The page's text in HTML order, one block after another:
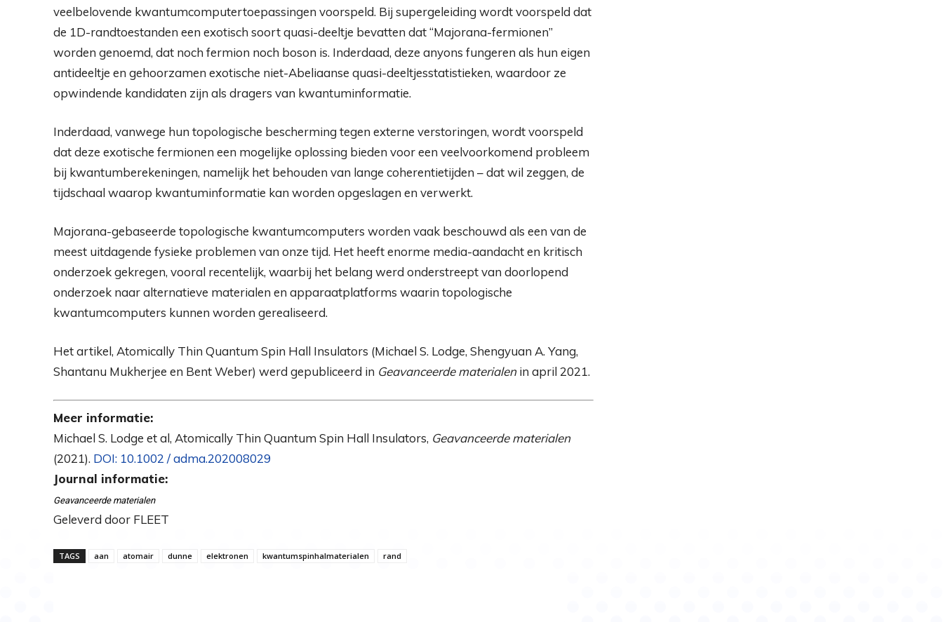
veelbelovende kwantumcomputertoepassingen voorspeld. Bij supergeleiding wordt voorspeld dat
de 1D-randtoestanden een exotisch soort quasi-deeltje bevatten dat “Majorana-fermionen”
worden genoemd, dat noch fermion noch boson is. Inderdaad, deze anyons fungeren als hun eigen
antideeltje en gehoorzamen exotische niet-Abeliaanse quasi-deeltjesstatistieken, waardoor ze
opwindende kandidaten zijn als dragers van kwantuminformatie.
Inderdaad, vanwege hun topologische bescherming tegen externe verstoringen, wordt voorspeld
dat deze exotische fermionen een mogelijke oplossing bieden voor een veelvoorkomend probleem
bij kwantumberekeningen, namelijk het behouden van lange coherentietijden – dat wil zeggen, de
tijdschaal waarop kwantuminformatie kan worden opgeslagen en verwerkt.
Majorana-gebaseerde topologische kwantumcomputers worden vaak beschouwd als een van de
meest uitdagende fysieke problemen van onze tijd. Het heeft enorme media-aandacht en kritisch
onderzoek gekregen, vooral recentelijk, waarbij het belang werd onderstreept van doorlopend
onderzoek naar alternatieve materialen en apparaatplatforms waarin topologische
kwantumcomputers kunnen worden gerealiseerd.
Het artikel, Atomically Thin Quantum Spin Hall Insulators (Michael S. Lodge, Shengyuan A. Yang,
Shantanu Mukherjee en Bent Weber) werd gepubliceerd in Geavanceerde materialenin april 2021.
Meer informatie:
Michael S. Lodge et al, Atomically Thin Quantum Spin Hall Insulators, Geavanceerde materialen
(2021). DOI: 10.1002 / adma.202008029
Journal informatie:
Geavanceerde materialen
Geleverd door FLEET
TAGS aan atomair dunne elektronen kwantumspinhalmaterialen rand